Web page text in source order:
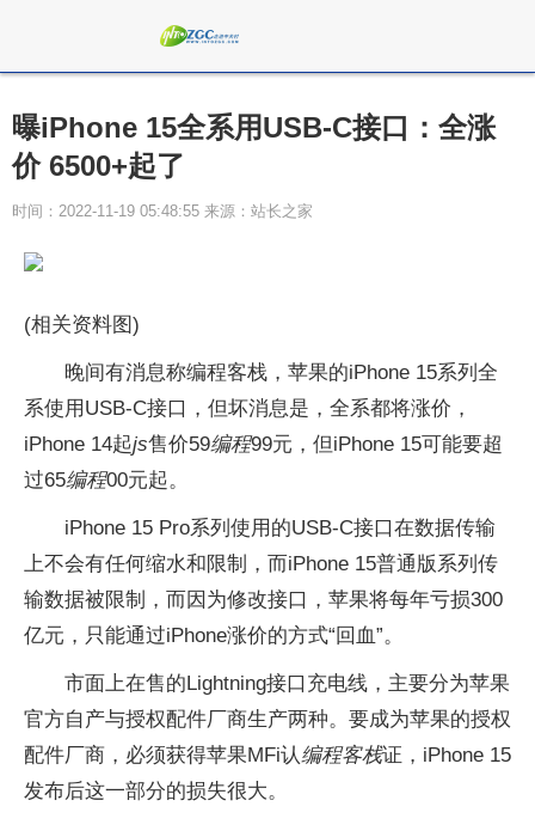
曝iPhone 15全系用USB-C接口：全涨
价 6500+起了
时间：2022-11-19 05:48:55 来源：站长之家
(相关资料图)
晚间有消息称编程客栈，苹果的iPhone 15系列全
系使用USB-C接口，但坏消息是，全系都将涨价，
iPhone 14起js售价59编程99元，但iPhone 15可能要超
过65编程00元起。
iPhone 15 Pro系列使用的USB-C接口在数据传输
上不会有任何缩水和限制，而iPhone 15普通版系列传
输数据被限制，而因为修改接口，苹果将每年亏损300
亿元，只能通过iPhone涨价的方式“回血”。
市面上在售的Lightning接口充电线，主要分为苹果
官方自产与授权配件厂商生产两种。要成为苹果的授权
配件厂商，必须获得苹果MFi认编程客栈证，iPhone 15
发布后这一部分的损失很大。